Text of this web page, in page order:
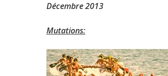
Décembre 2013
Mutations: